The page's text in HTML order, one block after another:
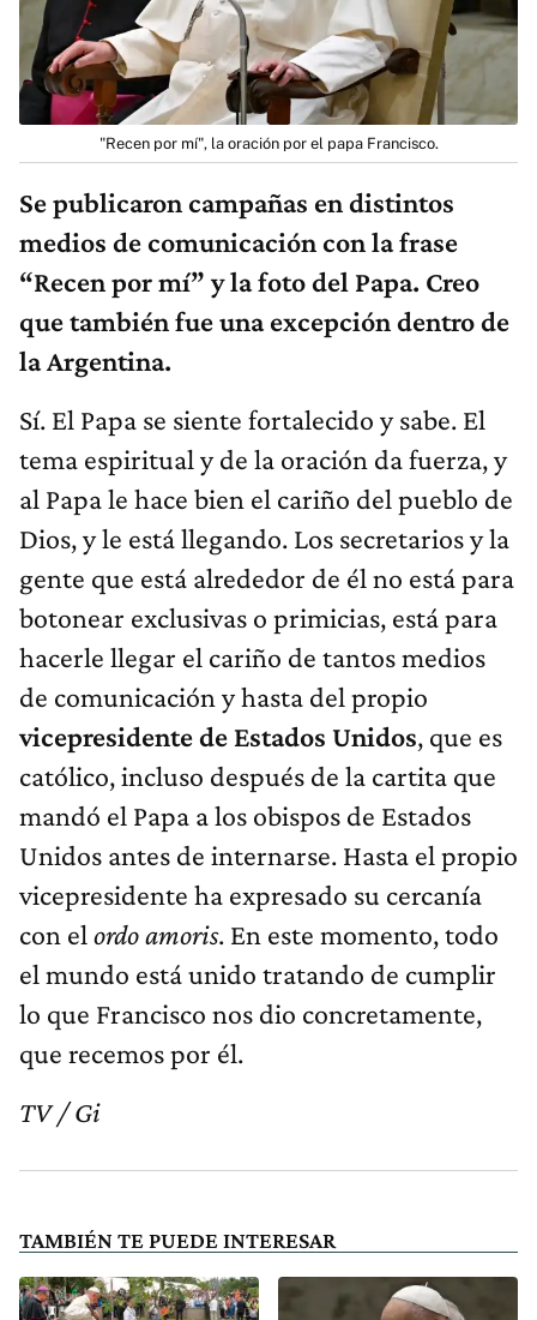
"Recen por mí", la oración por el papa Francisco.
Se publicaron campañas en distintos
medios de comunicación con la frase
“Recen por mí” y la foto del Papa. Creo
que también fue una excepción dentro de
la Argentina.
Sí. El Papa se siente fortalecido y sabe. El
tema espiritual y de la oración da fuerza, y
al Papa le hace bien el cariño del pueblo de
Dios, y le está llegando. Los secretarios y la
gente que está alrededor de él no está para
botonear exclusivas o primicias, está para
hacerle llegar el cariño de tantos medios
de comunicación y hasta del propio
vicepresidente de Estados Unidos, que es
católico, incluso después de la cartita que
mandó el Papa a los obispos de Estados
Unidos antes de internarse. Hasta el propio
vicepresidente ha expresado su cercanía
con el ordo amoris. En este momento, todo
el mundo está unido tratando de cumplir
lo que Francisco nos dio concretamente,
que recemos por él.
TV / Gi
TAMBIÉN TE PUEDE INTERESAR